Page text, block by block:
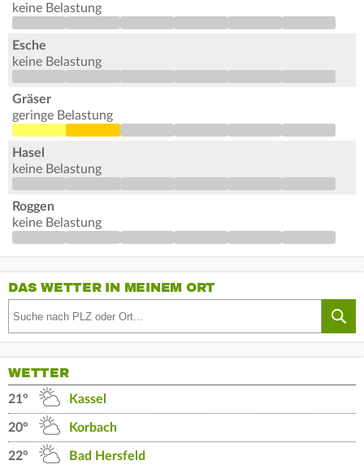
keine Belastung
Esche
keine Belastung
Gräser
geringe Belastung
Hasel
keine Belastung
Roggen
keine Belastung
DAS WETTER IN MEINEM ORT
WETTER
21° Kassel
20° Korbach
22° Bad Hersfeld